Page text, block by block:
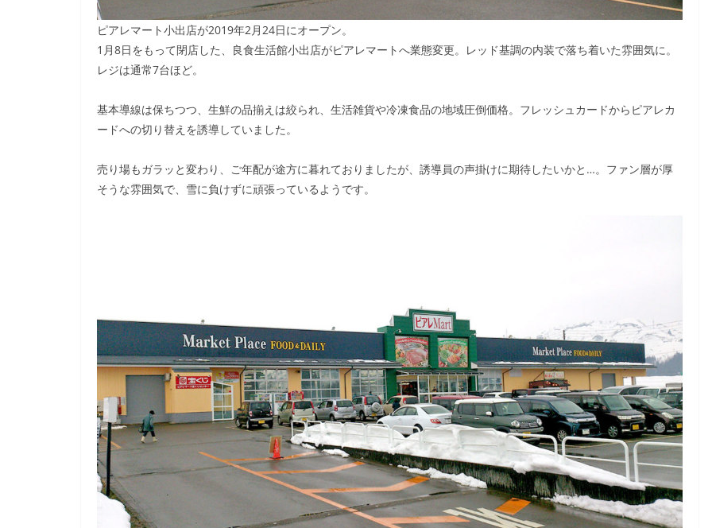
ピアレマート小出店が2019年2月24日にオープン。
1月8日をもって閉店した、良食生活館小出店がピアレマートへ業態変更。レッド基調の内装で落ち着いた雰囲気に。
レジは通常7台ほど。
基本導線は保ちつつ、生鮮の品揃えは絞られ、生活雑貨や冷凍食品の地域圧倒価格。フレッシュカードからピアレカ
ードへの切り替えを誘導していました。
売り場もガラッと変わり、ご年配が途方に暮れておりましたが、誘導員の声掛けに期待したいかと…。ファン層が厚
そうな雰囲気で、雪に負けずに頑張っているようです。